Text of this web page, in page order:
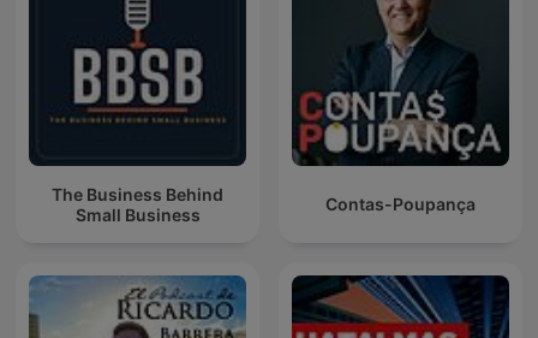
The Business Behind
Small Business
Contas-Poupança